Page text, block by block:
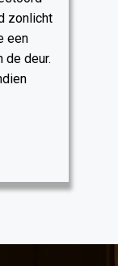
zonlicht
een
de deur.